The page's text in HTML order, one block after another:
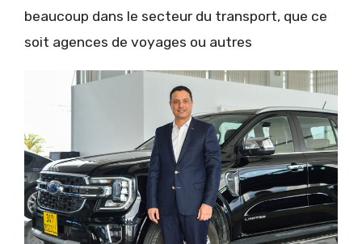
beaucoup dans le secteur du transport, que ce
soit agences de voyages ou autres